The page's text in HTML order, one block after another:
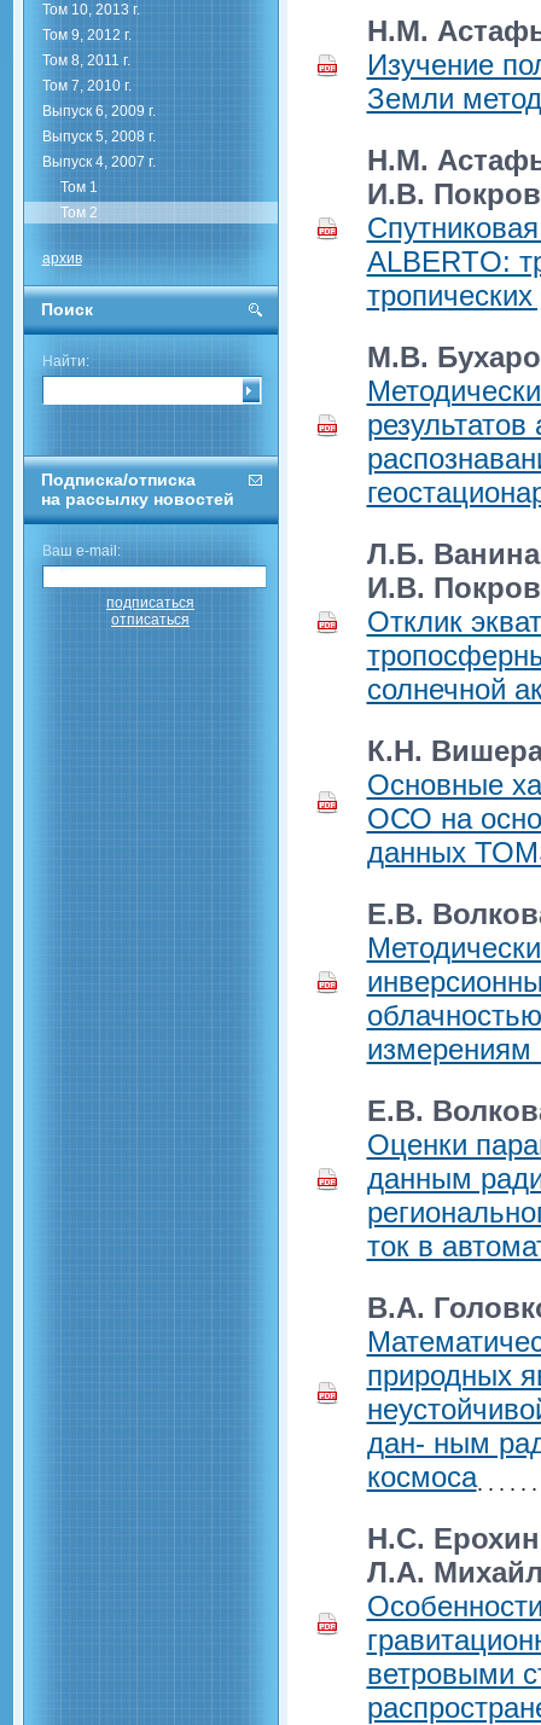
Том 10, 2013 г.
Том 9, 2012 г.
Том 8, 2011 г.
Том 7, 2010 г.
Выпуск 6, 2009 г.
Выпуск 5, 2008 г.
Выпуск 4, 2007 г.
Том 1
Том 2
архив
Поиск
Найти:
Подписка/отписка
на рассылку новостей
Ваш e-mail:
подписаться
отписаться
Н.М.
Изучение
Земли
Н.М.
И.В.
ALBERTO:
М.В.
Л.Б.
И.В.
Отклик
солнечной
К.Н.
Основные
ОСО на
данных
Е.В.
Е.В.
Оценки
данным
ток в
В.А.
природных
дан- ным
космоса
Н.С.
Л.А.
ветровыми